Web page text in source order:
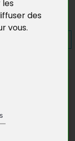
les
des
vous.